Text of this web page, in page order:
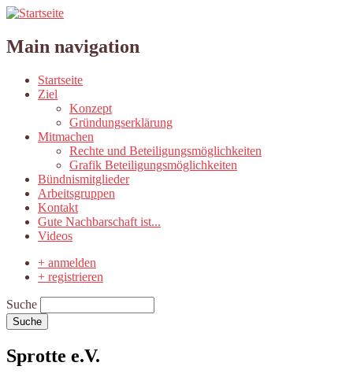
Main navigation
Startseite
Ziel
Konzept
Gründungserklärung
Mitmachen
Rechte und Beteiligungsmöglichkeiten
Grafik Beteiligungsmöglichkeiten
Bündnismitglieder
Arbeitsgruppen
Kontakt
Gute Nachbarschaft ist...
Videos
+ anmelden
+ registrieren
Suche
Sprotte e.V.